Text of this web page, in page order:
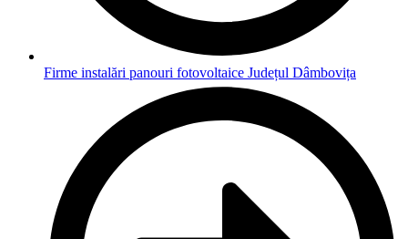
Firme instalări panouri fotovoltaice Județul Dâmbovița